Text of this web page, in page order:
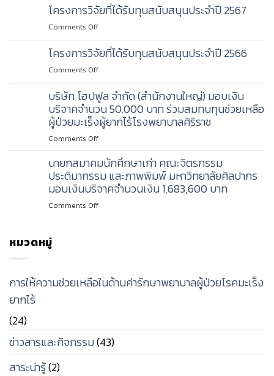
วิจัย
ที่
ได้
ทุน
สนับสนุน
2568
โครงการวิจัยที่ได้รับทุนสนับสนุนประจำปี 2567
Comments Offon
วิจัย
ที่
ได้
ทุน
สนับสนุน
ประจำ
ปี
โครงการวิจัยที่ได้รับทุนสนับสนุนประจำปี 2566
Comments Offon
วิจัย
ที่
ได้
รับ
ทุน
ประจำ
ปี
2566
บริษัท โฮปฟูล จำกัด (สำนักงานใหญ่) มอบเงิน
บริจาคจำนวน 50,000 บาท ร่วมสมทบทุนช่วยเหลือ
ผู้ป่วยมะเร็งผู้ยากไร้โรงพยาบาลศิริราช
Comments Offon
โฮป
ฟูล
จำกัด
(สำนักงาน
ใหญ่)
บาท
ร่วม
เหลือ
ผู้
นายกสมาคมนักศึกษาเก่า คณะจิตรกรรม
ประติมากรรม และภาพพิมพ์ มหาวิทยาลัยศิลปากร
มอบเงินบริจาคจำนวนเงิน 1,683,600 บาท
Comments Offon
จิตรกรรม
ประติมากรรม
ศิลปากร
หมวดหมู่
การให้ความช่วยเหลือในด้านค่ารักษาพยาบาลผู้ป่วยโรคมะเร็ง
ยากไร้
(24)
ข่าวสารและกิจกรรม(43)
สาระน่ารู้(2)